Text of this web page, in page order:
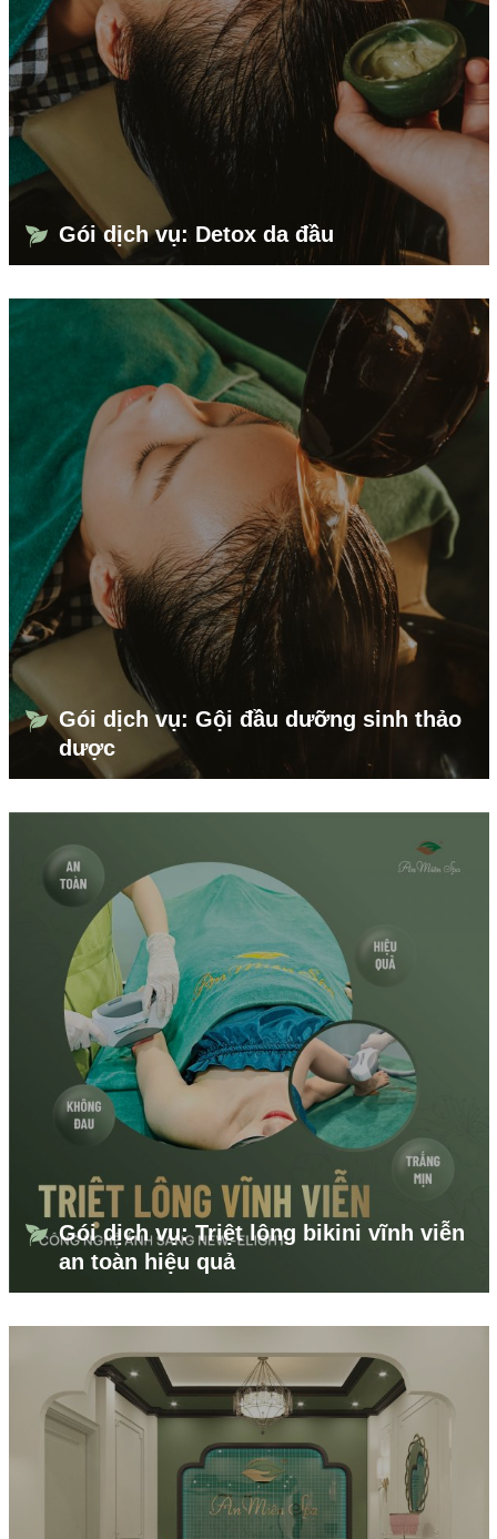
Gói dịch vụ: Detox da đầu
Gói dịch vụ: Gội đầu dưỡng sinh thảo
dược
Gói dịch vụ: Triệt lông bikini vĩnh viễn
an toàn hiệu quả